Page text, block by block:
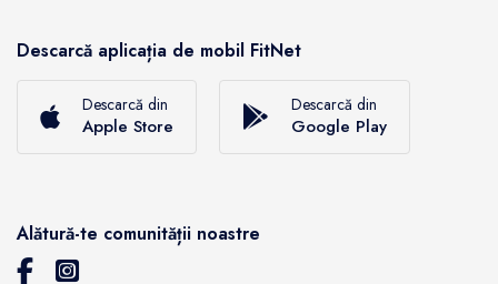
Descarcă aplicația de mobil FitNet
Descarcă din
Apple Store
Descarcă din
Google Play
Alătură-te comunității noastre